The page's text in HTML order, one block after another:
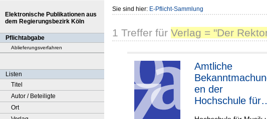
Elektronische Publikationen aus
dem Regierungsbezirk Köln
Pflichtabgabe
Ablieferungsverfahren
Listen
Titel
Autor / Beteiligte
Ort
Sie sind hier: E-Pflicht-Sammlung
1 Treffer für Verlag = "Der
Amtliche
en der
Hochschule für